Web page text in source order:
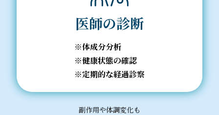
医師の診断
体成分分析
健康状態の確認
定期的な経過診察
副作用や体調変化も